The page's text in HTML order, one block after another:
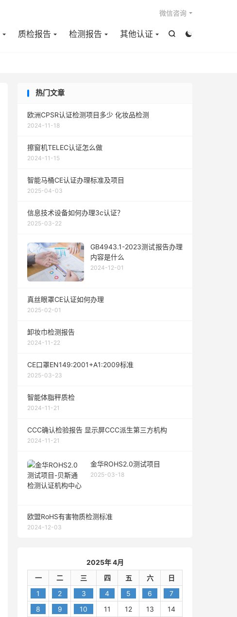


质检报告 检测报告 其他认证
微信咨询
热门文章
欧洲CPSR认证检测项目多少 化妆品检测
2024-11-18
擦窗机TELEC认证怎么做
2024-11-15
智能马桶CE认证办理标准及项目
2025-04-03
信息技术设备如何办理3c认证？
2025-03-22
GB4943.1-2023测试报告办理
内容是什么
2024-12-01
真丝眼罩CE认证如何办理
2025-02-01
卸妆巾检测报告
2024-11-22
CE口罩EN149:2001+A1:2009标准
2025-03-23
智能体脂秤质检
2024-11-21
CCC确认检验报告 显示屏CCC派生第三方机构
2024-11-21
金华ROHS2.0测试项目
2025-03-18
欧盟RoHS有害物质检测标准
2024-12-03
2025年 4月
一
二 三 四 五 六
日
1
2 3 4 5 6
7
8
9 10 11 12 13
14